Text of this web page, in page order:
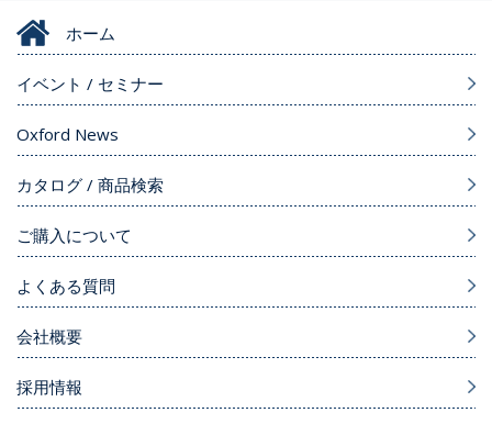
ホーム
イベント / セミナー
Oxford News
カタログ / 商品検索
ご購入について
よくある質問
会社概要
採用情報